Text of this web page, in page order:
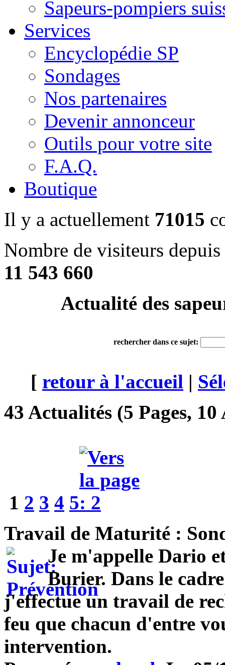
Sapeurs-pompiers
Services
Encyclopédie SP
Sondages
Nos partenaires
Devenir annonceur
Outils pour votre site
F.A.Q.
Boutique
Il y a actuellement 71015
Nombre de visiteurs
11 543 660
Actualité des
rechercher dans ce sujet:
[ retour à l'accueil |
43 Actualités (5 Pages,
1 2 3 4 5
Travail de Maturité :
Je m'appelle Dario
Burier. Dans le
j'effectue un travail de
feu que chacun d'entre
intervention.